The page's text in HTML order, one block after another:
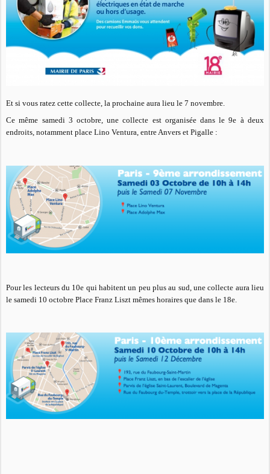
Et si vous ratez cette collecte, la prochaine aura lieu le 7 novembre.
Ce même samedi 3 octobre, une collecte est organisée dans le 9e à deux
endroits, notamment place Lino Ventura, entre Anvers et Pigalle :
Pour les lecteurs du 10e qui habitent un peu plus au sud, une collecte aura lieu
le samedi 10 octobre Place Franz Liszt mêmes horaires que dans le 18e.